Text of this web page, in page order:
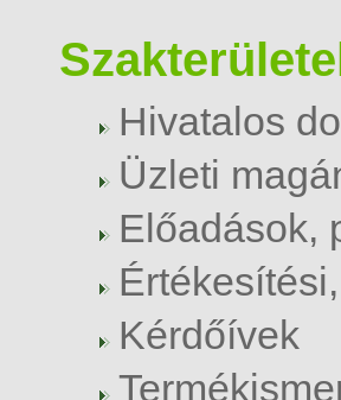
Hivatalos
Üzleti
Előadások,
Kérdőívek